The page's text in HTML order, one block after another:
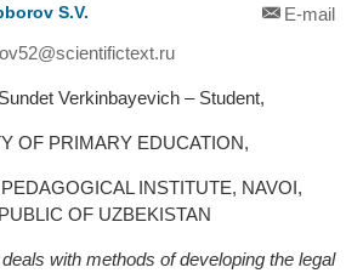
E-mail
S.V.
Verkinbayevich – Student,
OF PRIMARY EDUCATION,
INSTITUTE, NAVOI,
OF UZBEKISTAN
with methods of developing the legal